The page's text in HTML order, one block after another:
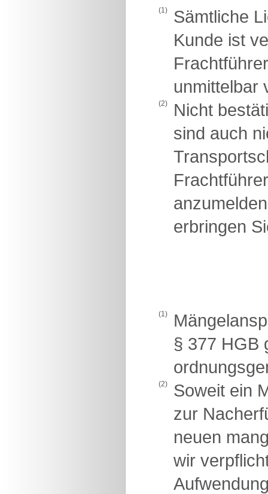
(1)
Sämtliche
Kunde ist
unmittelbar
(2)
Nicht
sind auch
erbringen
(1)
§ 377 HGB
(2)
Soweit ein
zur
neuen
wir